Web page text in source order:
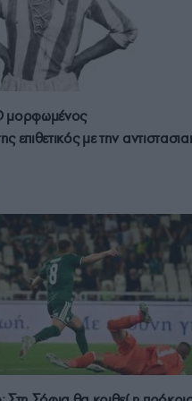
μορφωμένος
επιθετικός με την